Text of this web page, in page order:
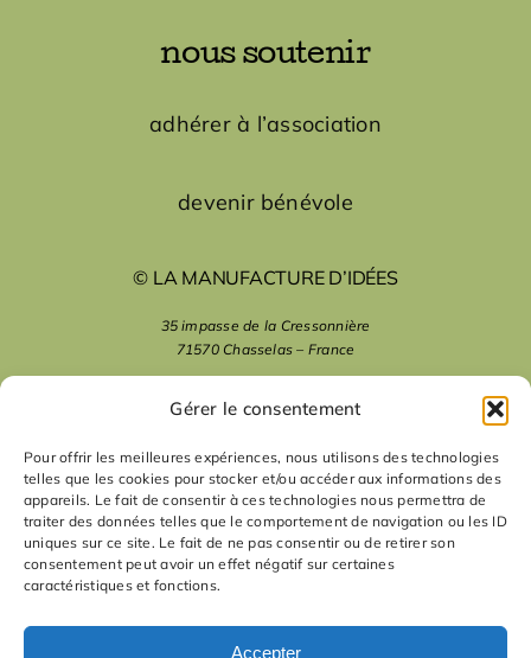
Gérer le consentement
Pour offrir les meilleures expériences, nous utilisons des technologies
telles que les cookies pour stocker et/ou accéder aux informations des
appareils. Le fait de consentir à ces technologies nous permettra de
traiter des données telles que le comportement de navigation ou les ID
uniques sur ce site. Le fait de ne pas consentir ou de retirer son
consentement peut avoir un effet négatif sur certaines
caractéristiques et fonctions.
Accepter
nous soutenir
adhérer à l’association
devenir bénévole
© LA MANUFACTURE D’IDÉES
35 impasse de la Cressonnière
71570 Chasselas – France
mentions légales
nous suivre
nous contacter